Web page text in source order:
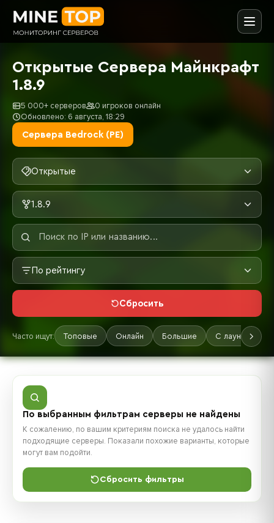
Открытые Сервера Майнкрафт
1.8.9
5 000+ серверов
0 игроков онлайн
Обновлено: 6 августа, 18:29
Сервера Bedrock (PE)
Открытые
1.8.9
По рейтингу
Сбросить
Часто ищут: Топовые Онлайн Большие С лаунчером
По выбранным фильтрам серверы не найдены
К сожалению, по вашим критериям поиска не удалось найти
подходящие серверы. Показали похожие варианты, которые
могут вам подойти.
Сбросить фильтры